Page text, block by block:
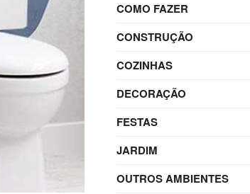
COMO FAZER
CONSTRUÇÃO
COZINHAS
DECORAÇÃO
FESTAS
JARDIM
OUTROS AMBIENTES